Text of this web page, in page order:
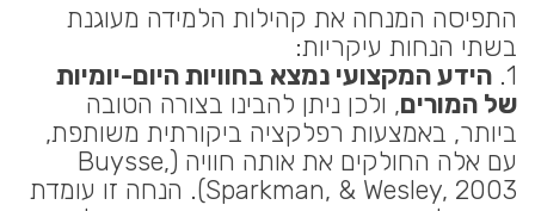
התפיסה המנחה את קהילות הלמידה מעוגנת
בשתי הנחות עיקריות:
1. הידע המקצועי נמצא בחוויות היום-יומיות
של המורים, ולכן ניתן להבינו בצורה הטובה
ביותר, באמצעות רפלקציה ביקורתית משותפת,
עם אלה החולקים את אותה חוויה (Buysse,
Sparkman, & Wesley, 2003). הנחה זו עומדת